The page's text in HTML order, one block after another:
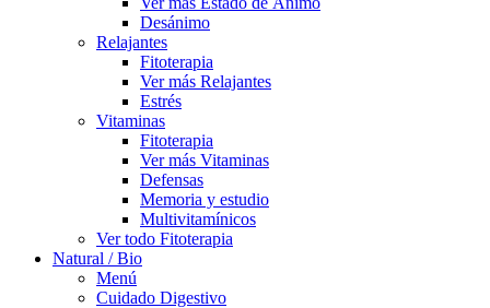
Desánimo
Relajantes
Fitoterapia
Ver más Relajantes
Estrés
Vitaminas
Fitoterapia
Ver más Vitaminas
Defensas
Memoria y estudio
Multivitamínicos
Ver todo Fitoterapia
Natural / Bio
Menú
Cuidado Digestivo